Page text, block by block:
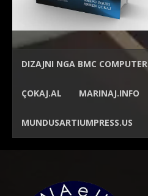
DIZAJNI NGA BMC COMPUTER
ÇOKAJ.AL MARINAJ.INFO
MUNDUSARTIUMPRESS.US